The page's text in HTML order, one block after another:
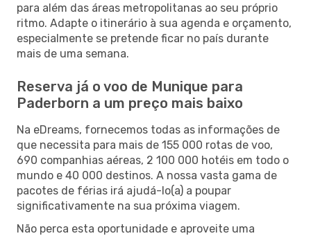
para além das áreas metropolitanas ao seu próprio
ritmo. Adapte o itinerário à sua agenda e orçamento,
especialmente se pretende ficar no país durante
mais de uma semana.
Reserva já o voo de Munique para
Paderborn a um preço mais baixo
Na eDreams, fornecemos todas as informações de
que necessita para mais de 155 000 rotas de voo,
690 companhias aéreas, 2 100 000 hotéis em todo o
mundo e 40 000 destinos. A nossa vasta gama de
pacotes de férias irá ajudá-lo(a) a poupar
significativamente na sua próxima viagem.
Não perca esta oportunidade e aproveite uma